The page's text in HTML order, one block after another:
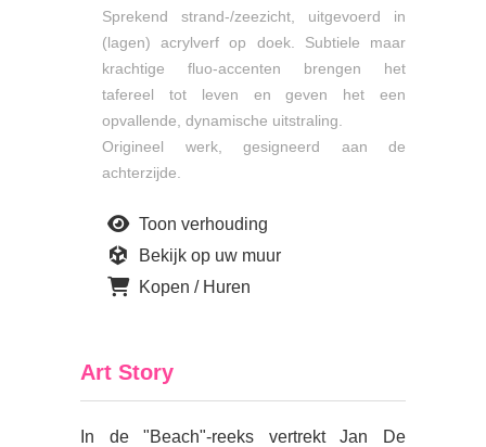
Sprekend strand-/zeezicht, uitgevoerd in
(lagen) acrylverf op doek. Subtiele maar
krachtige fluo-accenten brengen het
tafereel tot leven en geven het een
opvallende, dynamische uitstraling.
Origineel werk, gesigneerd aan de
achterzijde.
Toon verhouding
Bekijk op uw muur
Kopen / Huren
Art Story
In de "Beach"-reeks vertrekt Jan De